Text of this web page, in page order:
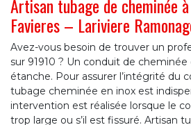
Artisan tubage de cheminée
Favieres – Lariviere
Avez-vous besoin de trouver un
sur 91910 ? Un conduit de
étanche. Pour assurer l’intégrité du
tubage cheminée en inox est
intervention est réalisée lorsque le
trop large ou s’il est fissuré. Artisan